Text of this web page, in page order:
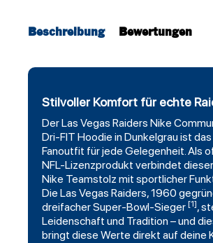
Beschreibung Bewertungen
Stilvoller Komfort für echte
DerLas Vegas Raiders Nike
Dri-FIT Hoodie in Dunkelgrau ist
Fanoutfit für jede Gelegenheit. Als
NFL-Lizenzprodukt verbindet
Nike Teamstolz mit sportlicher
Die Las Vegas Raiders, 1960
dreifacher Super-Bowl-Sieger [1],
Leidenschaft und Tradition – und
bringt diese Werte direkt auf deine